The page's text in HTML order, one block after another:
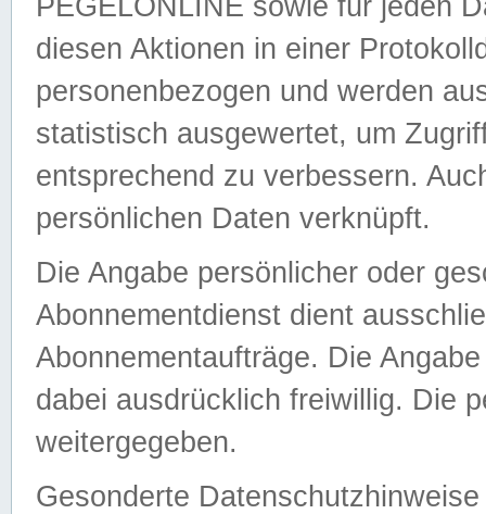
diesen Aktionen in einer
personenbezogen und werden
statistisch ausgewertet, um
entsprechend zu verbessern.
persönlichen Daten verknüpft.
Die Angabe persönlicher oder
Abonnementdienst dient
Abonnementaufträge. Die
dabei ausdrücklich freiwillig. Die
weitergegeben.
Gesonderte